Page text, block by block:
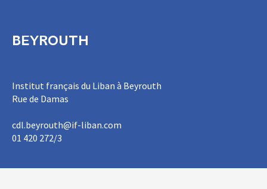
BEYROUTH
Institut français du Liban à Beyrouth
Rue de Damas
cdl.beyrouth@if-liban.com
01 420 272/3